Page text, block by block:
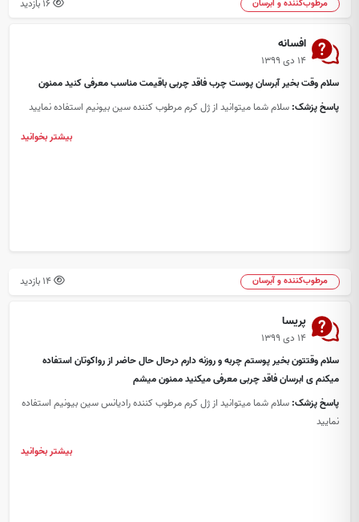
مرطوب‌کننده و آبرسان 16 بازدید
افسانه
۱۴ دی ۱۳۹۹
سلام وقت بخیر آبرسان پوست چرب فاقد چربی باقیمت مناسب معرفی کنید ممنون
پاسخ پزشک: سلام شما میتوانید از ژل کرم مرطوب کننده سین بیونیم استفاده نمایید
بیشتر بخوانید
مرطوب‌کننده و آبرسان 14 بازدید
پریسا
۱۴ دی ۱۳۹۹
سلام وقتتون بخیر پوستم چربه و روزنه دارم درحال حال حاضر از رواکوتان استفاده
میکنم ی ابرسان فاقد چربی معرفی میکنید ممنون میشم
پاسخ پزشک: سلام شما میتوانید از ژل کرم مرطوب کننده رادیانس سین بیونیم استفاده
نمایید
بیشتر بخوانید